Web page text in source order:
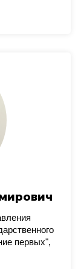
первых",